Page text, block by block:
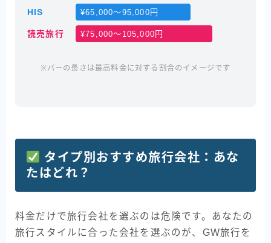
HIS ¥65,000〜95,000円
読売旅行 ¥75,000〜105,000円
※バーの長さは最高料金に対する割合のイメージです
タイプ別おすすめ旅行会社：あな
たはどれ？
料金だけで旅行会社を選ぶのは危険です。あなたの
旅行スタイルに合った会社を選ぶのが、GW旅行を